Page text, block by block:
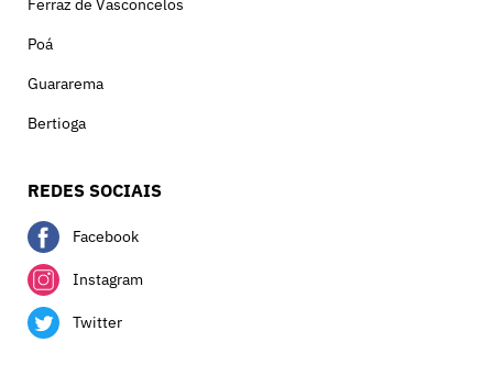
Ferraz de Vasconcelos
Poá
Guararema
Bertioga
REDES SOCIAIS
Facebook
Instagram
Twitter